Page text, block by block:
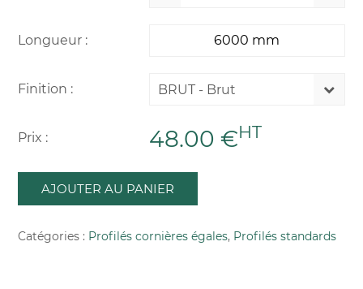
Longueur :
Finition : BRUT - Brut
Prix : 48.00 €HT
AJOUTER AU PANIER
Catégories : Profilés cornières égales, Profilés standards